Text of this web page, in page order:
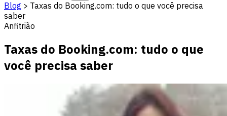
Blog > Taxas do Booking.com: tudo o que você precisa
saber
Anfitrião
Taxas do Booking.com: tudo o que
você precisa saber